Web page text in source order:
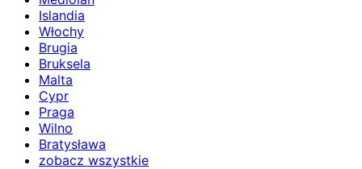
Islandia
Włochy
Brugia
Bruksela
Malta
Cypr
Praga
Wilno
Bratysława
zobacz wszystkie